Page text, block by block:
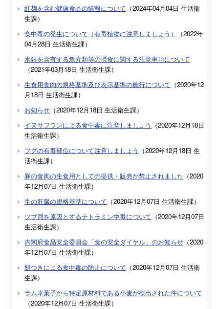
紅麹を含む健康食品の情報について （2024年04月04日 生活衛
生課）
食中毒の発生について（有毒植物に注意しましょう）
（2022年
04月28日 生活衛生課）
水銀を含有する魚介類等の摂食に関する注意事項について
（2021年03月18日 生活衛生課）
生食用食肉の規格基準及び表示基準の施行について （2020年12
月18日 生活衛生課）
お知らせ （2020年12月18日 生活衛生課）
イヌサフランによる食中毒に注意しましょう （2020年12月18日
生活衛生課）
フグの有毒部位について注意しましょう （2020年12月18日 生
活衛生課）
豚の食肉の生食用としての提供・販売が禁止されました （2020
年12月07日 生活衛生課）
牛の肝臓の規格基準について （2020年12月07日 生活衛生課）
ツブ貝を原因とするテトラミン中毒について （2020年12月07日
生活衛生課）
内閣府食品安全委員会「食の安全ダイヤル」のお知らせ （2020
年12月07日 生活衛生課）
餅つきによる食中毒の防止について （2020年12月07日 生活衛
生課）
ラムネ菓子から特定原材料である小麦が検出された件について
（2020年12月07日 生活衛生課）